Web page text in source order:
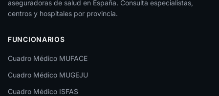
La Rioja
León
Lleida
Lugo
aseguradoras de salud en España. Consulta especialistas,
centros y hospitales por provincia.
FUNCIONARIOS
Cuadro Médico MUFACE
Cuadro Médico MUGEJU
Cuadro Médico ISFAS